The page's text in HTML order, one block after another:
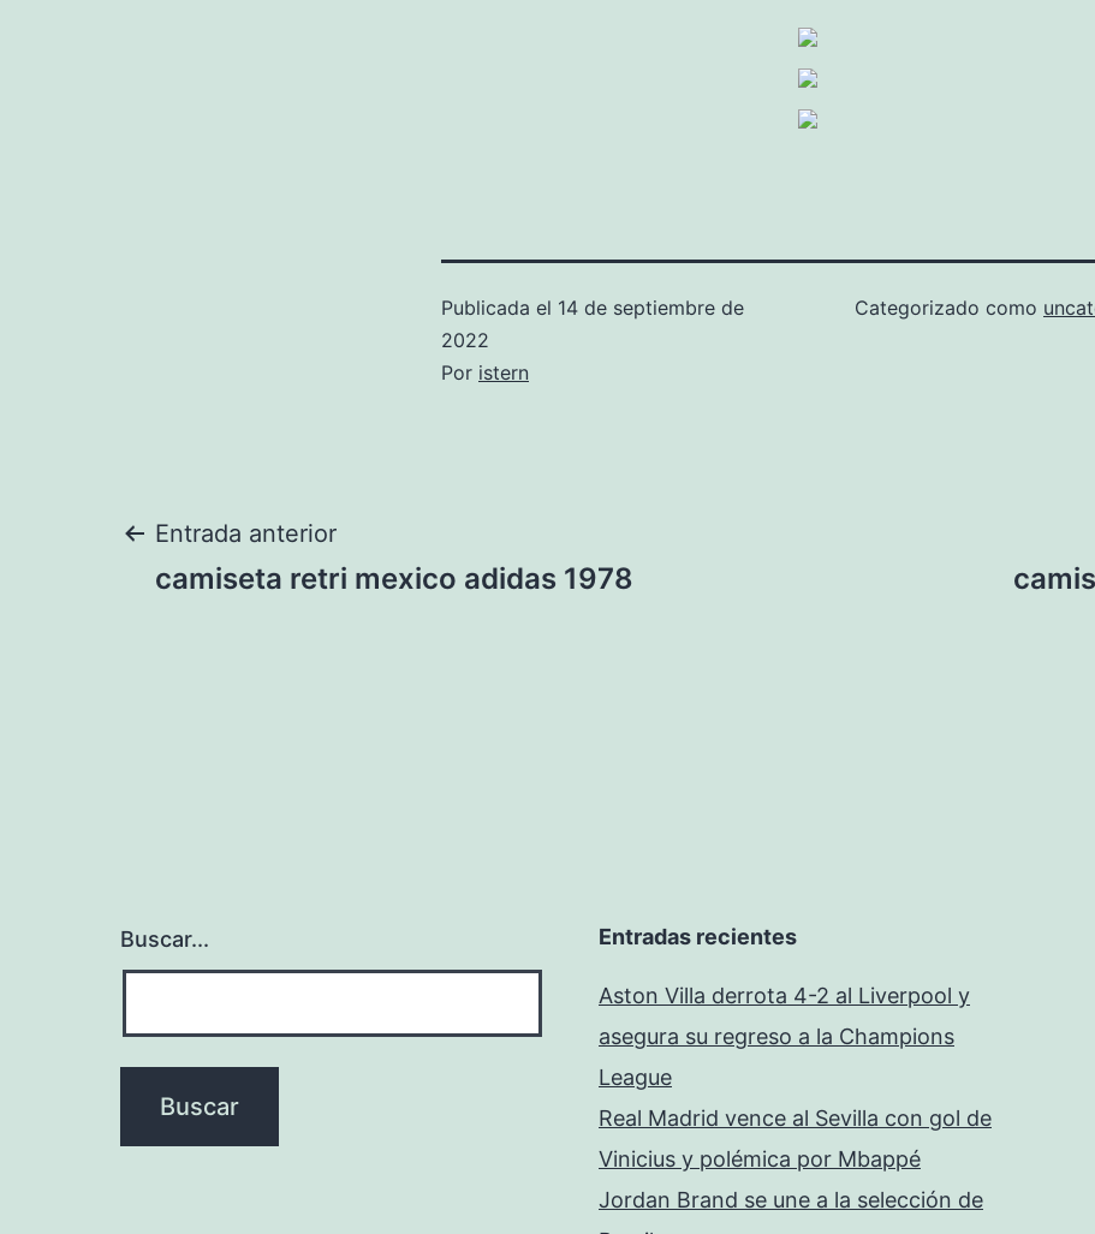
Publicada el 14 de septiembre de
2022
Por istern
Categorizado como
Navegación
Entrada anterior
camiseta retri mexico adidas 1978
Buscar... Entradas recientes
Aston Villa derrota 4-2 al Liverpool y
asegura su regreso a la Champions
League
Real Madrid vence al Sevilla con gol de
Vinicius y polémica por Mbappé
Jordan Brand se une a la selección de